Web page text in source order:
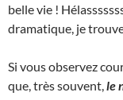
belle vie !
dramatique, je
Si vous observez
que, très souvent, le